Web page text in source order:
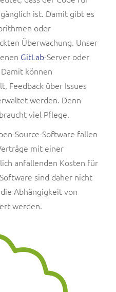
ist. Damit gibt es
oder
Überwachung. Unser
GitLab-Server oder
können
Feedback über Issues
werden. Denn
viel Pflege.
Source-Software fallen
mit einer
anfallenden Kosten für
sind daher nicht
Abhängigkeit von
werden.